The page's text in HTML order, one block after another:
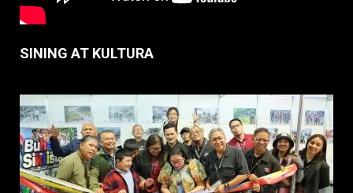
SINING AT KULTURA